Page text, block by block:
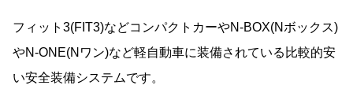
フィット3(FIT3)などコンパクトカーやN-BOX(Nボックス)
やN-ONE(Nワン)など軽自動車に装備されている比較的安
い安全装備システムです。